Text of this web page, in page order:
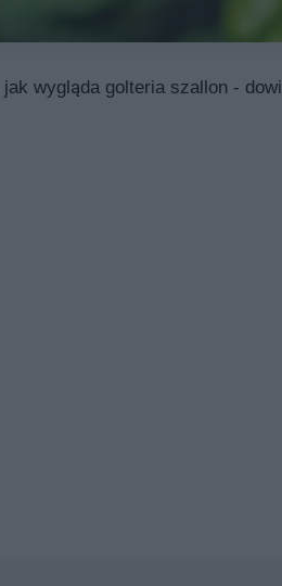
wygląda golteria szallon -